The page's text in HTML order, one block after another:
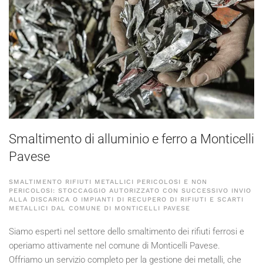
Smaltimento di alluminio e ferro a Monticelli
Pavese
SMALTIMENTO RIFIUTI METALLICI PERICOLOSI E NON
PERICOLOSI: STOCCAGGIO AUTORIZZATO CON SUCCESSIVO INVIO
ALLA DISCARICA O IMPIANTI DI RECUPERO DI RIFIUTI E SCARTI
METALLICI DAL COMUNE DI MONTICELLI PAVESE
Siamo esperti nel settore dello smaltimento dei rifiuti ferrosi e
operiamo attivamente nel comune di Monticelli Pavese.
Offriamo un servizio completo per la gestione dei metalli, che